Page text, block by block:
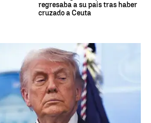
regresaba a su país tras haber
cruzado a Ceuta